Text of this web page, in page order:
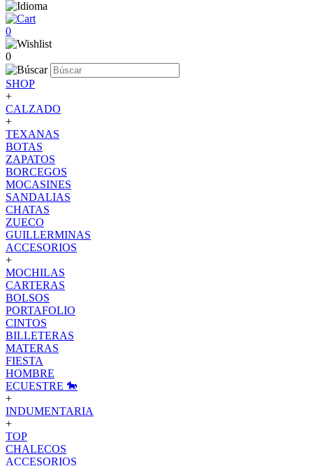
0
0
SHOP
+
CALZADO
+
TEXANAS
BOTAS
ZAPATOS
BORCEGOS
MOCASINES
SANDALIAS
CHATAS
ZUECO
GUILLERMINAS
ACCESORIOS
+
MOCHILAS
CARTERAS
BOLSOS
PORTAFOLIO
CINTOS
BILLETERAS
MATERAS
FIESTA
HOMBRE
ECUESTRE 🐎
+
INDUMENTARIA
+
TOP
CHALECOS
ACCESORIOS